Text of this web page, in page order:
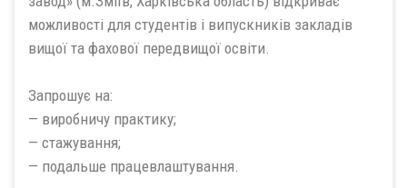
можливості для студентів і випускників закладів
вищої та фахової передвищої освіти.
Запрошує на:
— виробничу практику;
— стажування;
— подальше працевлаштування.